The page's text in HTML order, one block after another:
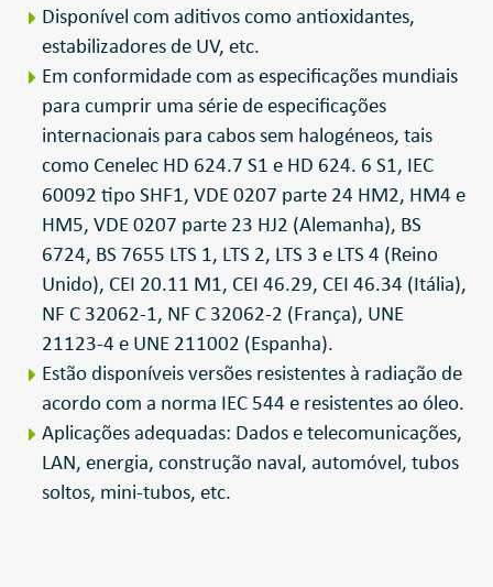
Disponível com aditivos como antioxidantes,
estabilizadores de UV, etc.
Em conformidade com as especificações mundiais
para cumprir uma série de especificações
internacionais para cabos sem halogéneos, tais
como Cenelec HD 624.7 S1 e HD 624. 6 S1, IEC
60092 tipo SHF1, VDE 0207 parte 24 HM2, HM4 e
HM5, VDE 0207 parte 23 HJ2 (Alemanha), BS
6724, BS 7655 LTS 1, LTS 2, LTS 3 e LTS 4 (Reino
Unido), CEI 20.11 M1, CEI 46.29, CEI 46.34 (Itália),
NF C 32062-1, NF C 32062-2 (França), UNE
21123-4 e UNE 211002 (Espanha).
Estão disponíveis versões resistentes à radiação de
acordo com a norma IEC 544 e resistentes ao óleo.
Aplicações adequadas: Dados e telecomunicações,
LAN, energia, construção naval, automóvel, tubos
soltos, mini-tubos, etc.